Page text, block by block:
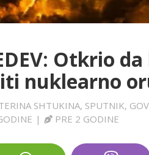
Otkrio
nuklearno
SHTUKINA, SPUTNIK,
| PRE 2 GODINE